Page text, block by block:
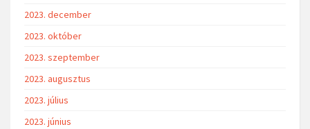
2023. december
2023. október
2023. szeptember
2023. augusztus
2023. július
2023. június